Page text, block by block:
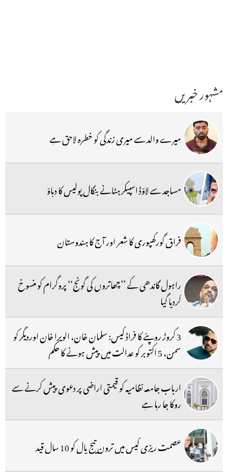
مشہور خبریں
میرے والد سے میری زندگی کو خطرہ لاحق ہے
مساجد سے لاؤڈ اسپیکر ہٹانے بنگال پولیس کا دباؤ
فراق گورکھپوری کا شعر اور آج کا ہندوستان
راہول گاندھی کے ’’چھاتروں کی گونج‘‘ پروگرام کو منسوخ
کردیا گیا
3 کروڑ روپئے کا فراڈ کیس: سلمان خان، الویرا خان اوردیگر کو
سمن، 5 اکتوبر کو عدالت میں پیش ہونے کا حکم
ارباب جامعہ نظامیہ کو قیمتی اراضی پر دعوی پیش کرنے سے
روکا جا رہا ہے
عصمت ریزی کیس میں ترون تیج پال کو 10 سال قید